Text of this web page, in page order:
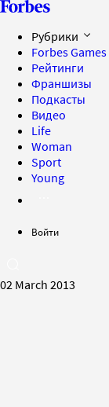
Рубрики
Forbes Games
Рейтинги
Франшизы
Подкасты
Видео
Life
Woman
Sport
Young
Войти
02 March 2013